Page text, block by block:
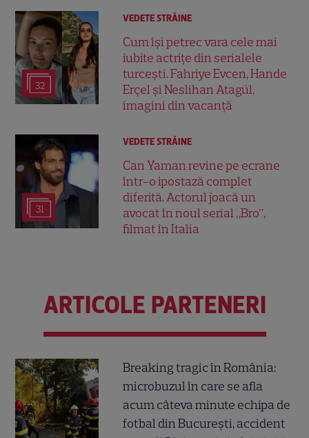
32
VEDETE STRĂINE
Cum își petrec vara cele mai
iubite actrițe din serialele
turcești. Fahriye Evcen, Hande
Erçel și Neslihan Atagül,
imagini din vacanță
31
VEDETE STRĂINE
Can Yaman revine pe ecrane
într-o ipostază complet
diferită. Actorul joacă un
avocat în noul serial „Bro”,
filmat în Italia
ARTICOLE PARTENERI
Breaking tragic în România:
microbuzul în care se afla
acum câteva minute echipa de
fotbal din București, accident